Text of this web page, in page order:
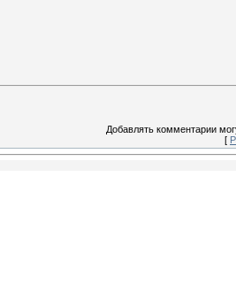
Добавлять комментарии
[